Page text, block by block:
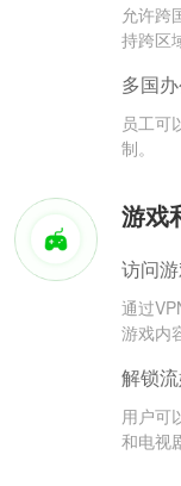
允许跨
持跨区
多国
员工可
制。
游戏
访问
通过
游戏内
解锁
用户可
和电视